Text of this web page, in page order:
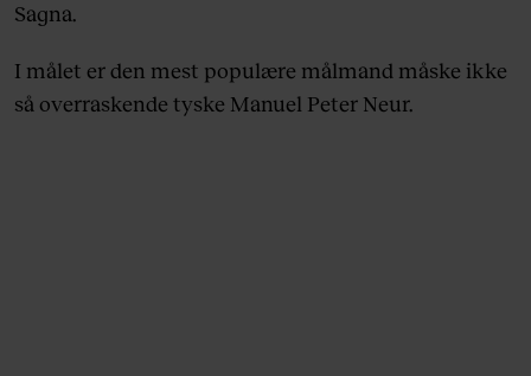
Sagna.
I målet er den mest populære målmand måske ikke
så overraskende tyske Manuel Peter Neur.